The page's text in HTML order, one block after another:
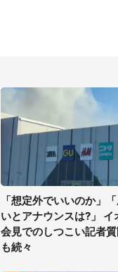
「想定外でいいのか」
いとアナウンスは?」 イ
会見でのしつこい記者
も続々